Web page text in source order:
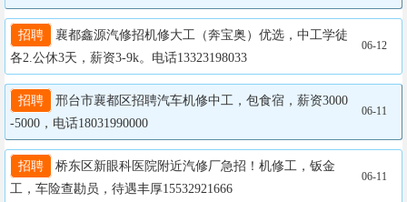
招聘
襄都鑫源汽修招机修大工（奔宝奥）优选，中工学徒
各2.公休3天，薪资3-9k。电话13323198033
06-12
招聘
邢台市襄都区招聘汽车机修中工，包食宿，薪资3000
-5000，电话18031990000
06-11
招聘
桥东区新眼科医院附近汽修厂急招！机修工，钣金
工，车险查勘员，待遇丰厚15532921666
06-11